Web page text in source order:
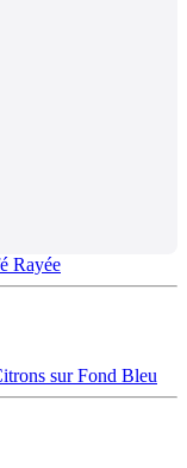
Rayée
sur Fond Bleu